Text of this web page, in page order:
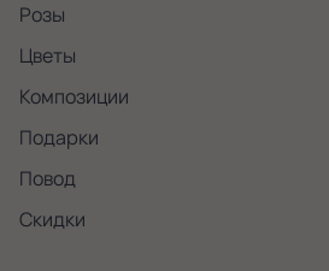
Розы
Цветы
Композиции
Подарки
Повод
Скидки